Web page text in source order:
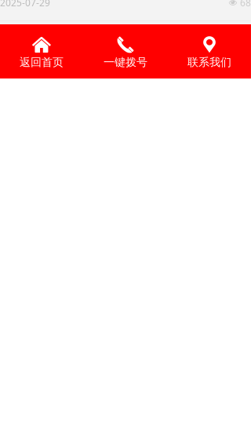
넶 68
2025-07-29
查看更多
낀
返回首页
끅
一键拨号
끇
联系我们